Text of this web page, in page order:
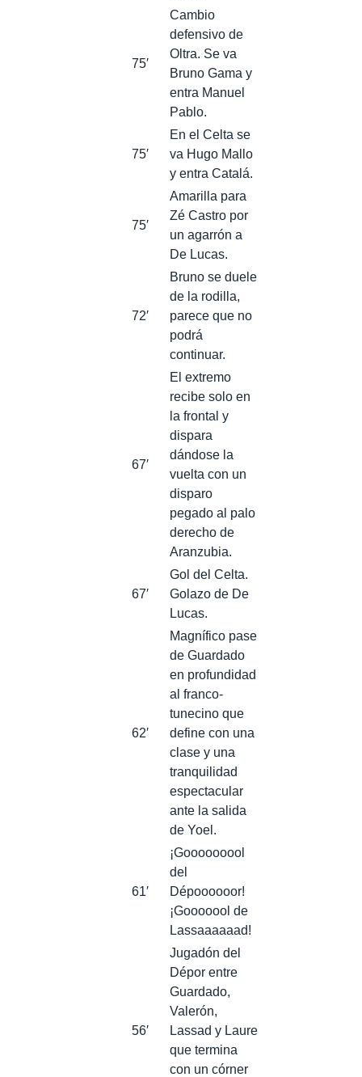
75′
Cambio
defensivo de
Oltra. Se va
Bruno Gama y
entra Manuel
Pablo.
75′
En el Celta se
va Hugo Mallo
y entra Catalá.
75′
Amarilla para
Zé Castro por
un agarrón a
De Lucas.
72′
Bruno se duele
de la rodilla,
parece que no
podrá
continuar.
67′
El extremo
recibe solo en
la frontal y
dispara
dándose la
vuelta con un
disparo
pegado al palo
derecho de
Aranzubia.
67′
Gol del Celta.
Golazo de De
Lucas.
62′
Magnífico pase
de Guardado
en profundidad
al franco-
tunecino que
define con una
clase y una
tranquilidad
espectacular
ante la salida
de Yoel.
61′
¡Gooooooool
del
Dépoooooor!
¡Gooooool de
Lassaaaaaad!
56′
Jugadón del
Dépor entre
Guardado,
Valerón,
Lassad y Laure
que termina
con un córner